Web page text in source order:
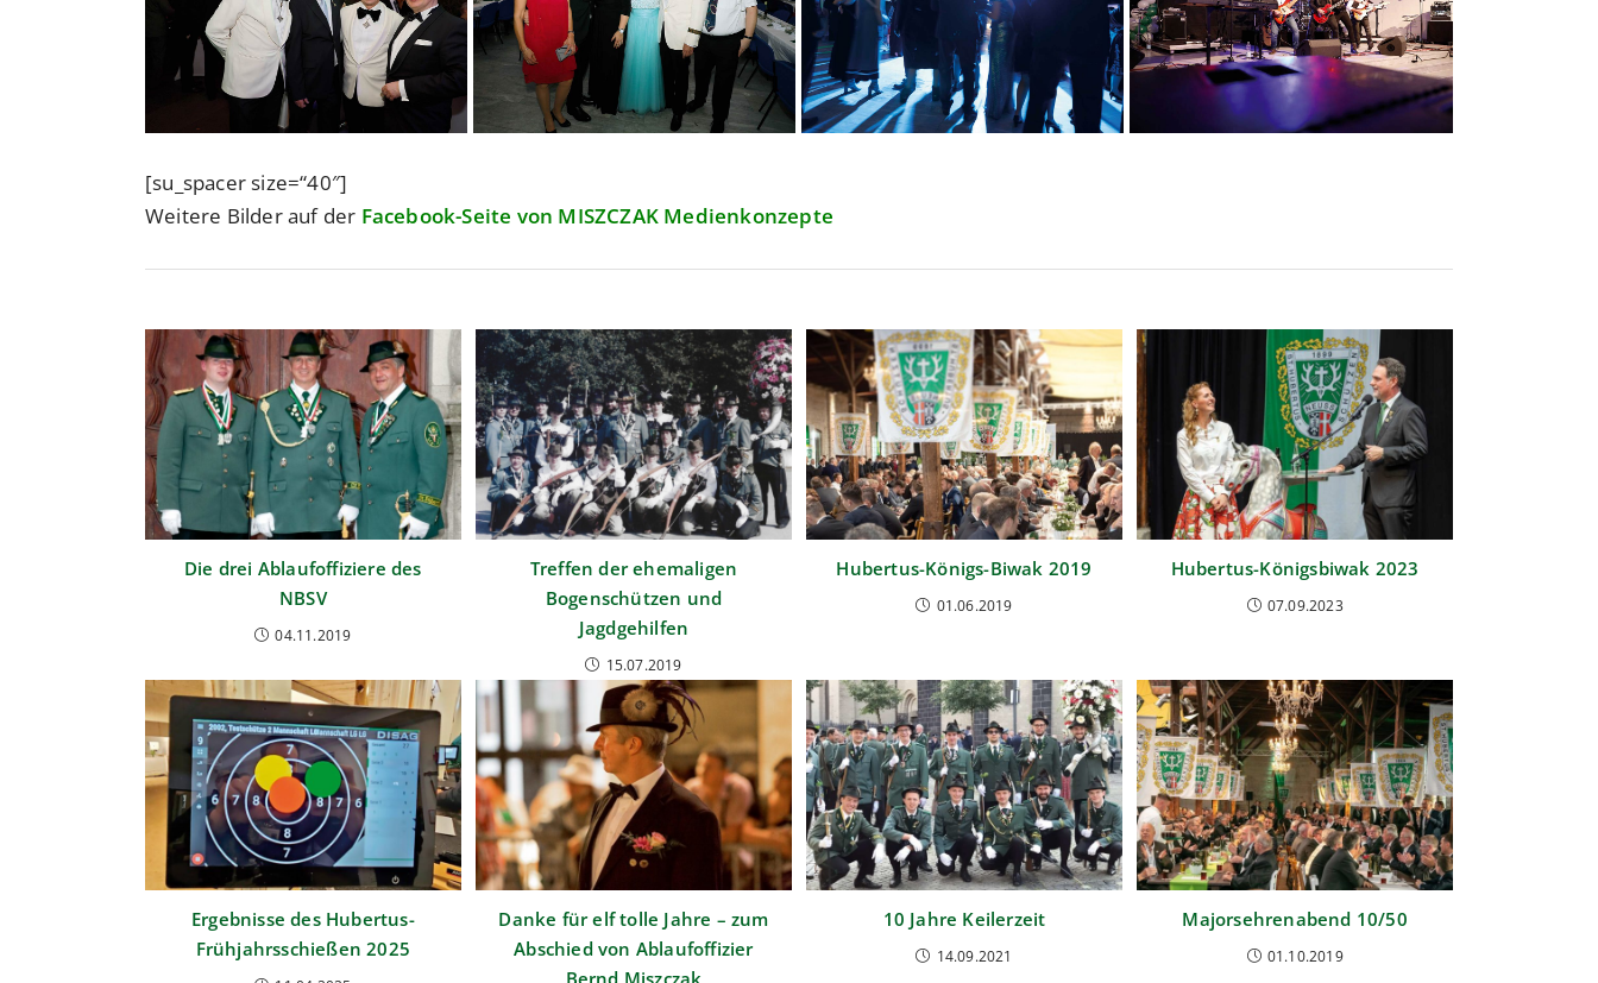
[su_spacer size=“40″]
Weitere Bilder auf der Facebook-Seite von MISZCZAK Medienkonzepte
Die drei Ablaufoffiziere des
NBSV
04.11.2019
Treffen der ehemaligen
Bogenschützen und
Jagdgehilfen
15.07.2019
Hubertus-Königs-Biwak 2019
01.06.2019
Hubertus-Königsbiwak 2023
07.09.2023
Ergebnisse des Hubertus-
Frühjahrsschießen 2025
Danke für elf tolle Jahre – zum
Abschied von Ablaufoffizier
10 Jahre Keilerzeit
14.09.2021
Majorsehrenabend 10/50
01.10.2019